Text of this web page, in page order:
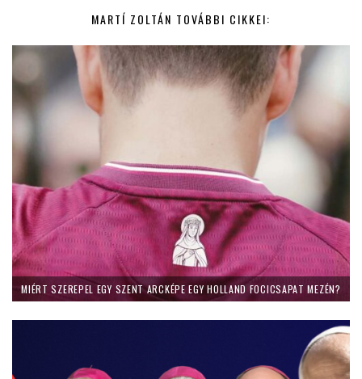
MARTÍ ZOLTÁN TOVÁBBI CIKKEI:
MIÉRT SZEREPEL EGY SZENT ARCKÉPE EGY HOLLAND FOCICSAPAT MEZÉN?